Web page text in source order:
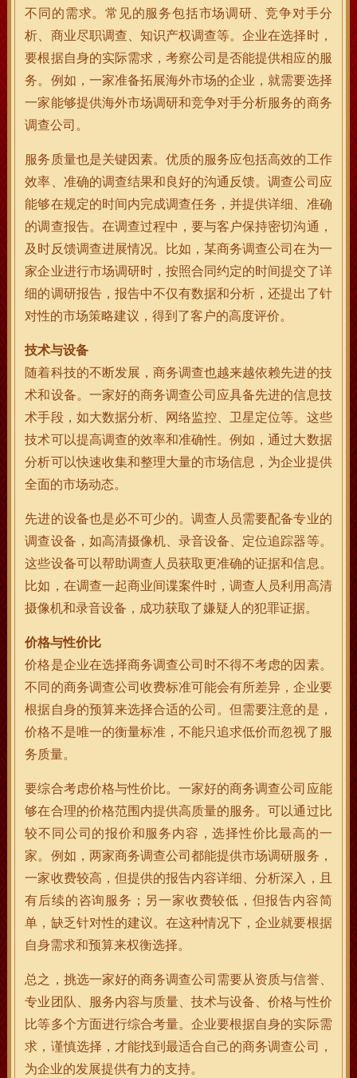
不同的需求。常见的服务包括市场调研、竞争对手分
析、商业尽职调查、知识产权调查等。企业在选择时，
要根据自身的实际需求，考察公司是否能提供相应的服
务。例如，一家准备拓展海外市场的企业，就需要选择
一家能够提供海外市场调研和竞争对手分析服务的商务
调查公司。
服务质量也是关键因素。优质的服务应包括高效的工作
效率、准确的调查结果和良好的沟通反馈。调查公司应
能够在规定的时间内完成调查任务，并提供详细、准确
的调查报告。在调查过程中，要与客户保持密切沟通，
及时反馈调查进展情况。比如，某商务调查公司在为一
家企业进行市场调研时，按照合同约定的时间提交了详
细的调研报告，报告中不仅有数据和分析，还提出了针
对性的市场策略建议，得到了客户的高度评价。
技术与设备
随着科技的不断发展，商务调查也越来越依赖先进的技
术和设备。一家好的商务调查公司应具备先进的信息技
术手段，如大数据分析、网络监控、卫星定位等。这些
技术可以提高调查的效率和准确性。例如，通过大数据
分析可以快速收集和整理大量的市场信息，为企业提供
全面的市场动态。
先进的设备也是必不可少的。调查人员需要配备专业的
调查设备，如高清摄像机、录音设备、定位追踪器等。
这些设备可以帮助调查人员获取更准确的证据和信息。
比如，在调查一起商业间谍案件时，调查人员利用高清
摄像机和录音设备，成功获取了嫌疑人的犯罪证据。
价格与性价比
价格是企业在选择商务调查公司时不得不考虑的因素。
不同的商务调查公司收费标准可能会有所差异，企业要
根据自身的预算来选择合适的公司。但需要注意的是，
价格不是唯一的衡量标准，不能只追求低价而忽视了服
务质量。
要综合考虑价格与性价比。一家好的商务调查公司应能
够在合理的价格范围内提供高质量的服务。可以通过比
较不同公司的报价和服务内容，选择性价比最高的一
家。例如，两家商务调查公司都能提供市场调研服务，
一家收费较高，但提供的报告内容详细、分析深入，且
有后续的咨询服务；另一家收费较低，但报告内容简
单，缺乏针对性的建议。在这种情况下，企业就要根据
自身需求和预算来权衡选择。
总之，挑选一家好的商务调查公司需要从资质与信誉、
专业团队、服务内容与质量、技术与设备、价格与性价
比等多个方面进行综合考量。企业要根据自身的实际需
求，谨慎选择，才能找到最适合自己的商务调查公司，
为企业的发展提供有力的支持。